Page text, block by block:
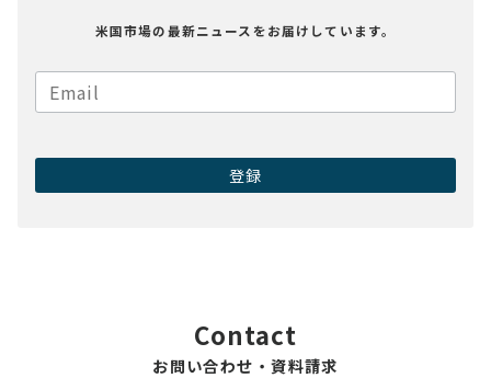
米国市場の最新ニュースをお届けしています。
Contact
お問い合わせ・資料請求